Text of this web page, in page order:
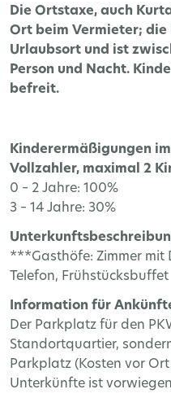
Die Ortstaxe, auch
Ort beim Vermieter; die
Urlaubsort und ist
Person und Nacht.
befreit.
Kinderermäßigungen
Vollzahler, maximal 2
0 – 2 Jahre: 100%
3 – 14 Jahre: 30%
***Gasthöfe: Zimmer mit
Telefon, Frühstücksbuffet
Information für
Der Parkplatz für den
Standortquartier,
Parkplatz (Kosten vor
Unterkünfte ist